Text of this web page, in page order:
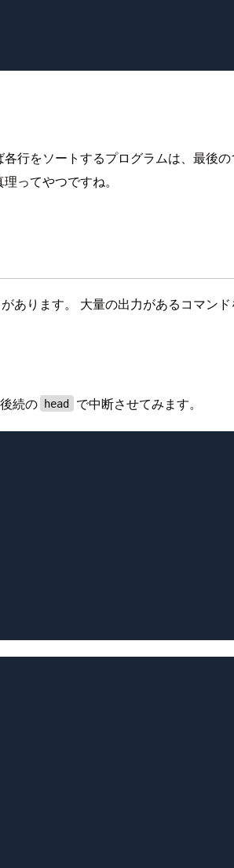
行をソートするプログラムは、最後
ってやつですね。
あります。 大量の出力があるコマン
続の head で中断させてみます。